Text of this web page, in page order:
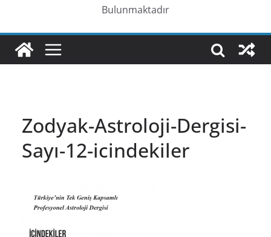
Bulunmaktadır
Zodyak-Astroloji-Dergisi-
Sayı-12-icindekiler